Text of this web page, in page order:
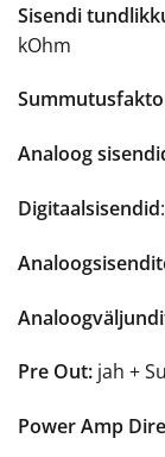
Sisendi
kOhm
Analoog
Digitaalsisendid
Pre Out: jah +
Power Amp